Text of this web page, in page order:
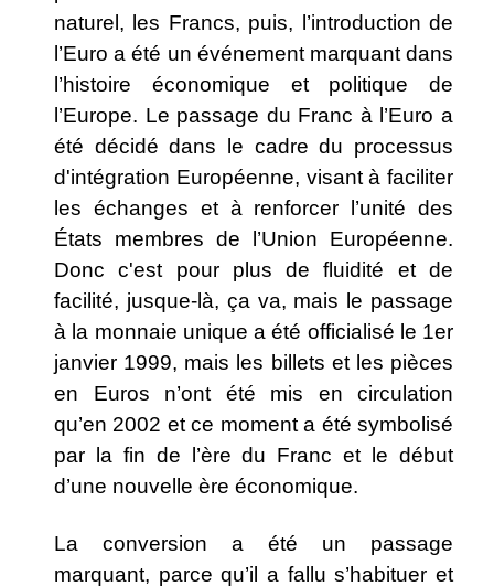
naturel, les Francs, puis, l’introduction de
l’Euro a été un événement marquant dans
l’histoire économique et politique de
l’Europe. Le passage du Franc à l’Euro a
été décidé dans le cadre du processus
d'intégration Européenne, visant à faciliter
les échanges et à renforcer l’unité des
États membres de l’Union Européenne.
Donc c'est pour plus de fluidité et de
facilité, jusque-là, ça va, mais le passage
à la monnaie unique a été officialisé le 1er
janvier 1999, mais les billets et les pièces
en Euros n’ont été mis en circulation
qu’en 2002 et ce moment a été symbolisé
par la fin de l’ère du Franc et le début
d’une nouvelle ère économique.
La conversion a été un passage
marquant, parce qu’il a fallu s’habituer et